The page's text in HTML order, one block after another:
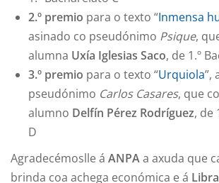
2.º premio para o texto “Inmensa
asinado co pseudónimo Psique,
alumna Uxía Iglesias Saco, de 1.º
3.º premio para o texto “Urquiola”,
pseudónimo Carlos Casares, que
alumno Delfín Pérez Rodríguez, de
D
Agradecémoslle á ANPAa axuda que
brinda coa achega económica e á